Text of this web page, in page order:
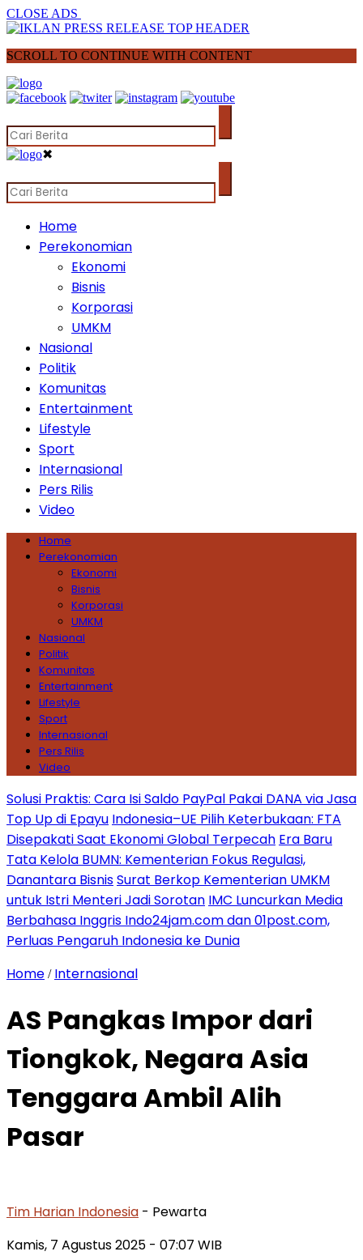
CLOSE ADS
SCROLL TO CONTINUE WITH CONTENT
✖
Home
Perekonomian
Ekonomi
Bisnis
Korporasi
UMKM
Nasional
Politik
Komunitas
Entertainment
Lifestyle
Sport
Internasional
Pers Rilis
Video
Home
Perekonomian
Ekonomi
Bisnis
Korporasi
UMKM
Nasional
Politik
Komunitas
Entertainment
Lifestyle
Sport
Internasional
Pers Rilis
Video
Solusi Praktis: Cara Isi Saldo PayPal Pakai DANA via Jasa
Top Up di Epayu Indonesia–UE Pilih Keterbukaan: FTA
Disepakati Saat Ekonomi Global Terpecah Era Baru
Tata Kelola BUMN: Kementerian Fokus Regulasi,
Danantara BisnisSurat Berkop Kementerian UMKM
untuk Istri Menteri Jadi Sorotan IMC Luncurkan Media
Berbahasa Inggris Indo24jam.com dan 01post.com,
Perluas Pengaruh Indonesia ke Dunia
Home / Internasional
AS Pangkas Impor dari
Tiongkok, Negara Asia
Tenggara Ambil Alih
Pasar
Tim Harian Indonesia - Pewarta
Kamis, 7 Agustus 2025 - 07:07 WIB